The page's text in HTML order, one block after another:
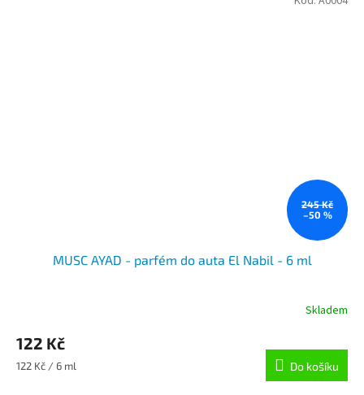
245 Kč
–50 %
MUSC AYAD - parfém do auta El Nabil - 6 ml
Skladem
122 Kč
Měrná
122 Kč / 6 ml Do košíku